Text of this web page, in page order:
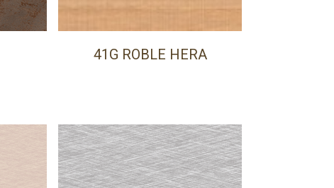
41G ROBLE HERA